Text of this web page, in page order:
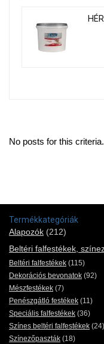
No posts for this criteria.
Termékkategóriák
Alapozók (212)
Beltéri falfestékek,
Beltéri falfestékek (115)
Dekorációs bevonatok (92)
Mészfestékek (7)
Penészgátló festékek (11)
Speciális falfestékek (36)
Színes beltéri falfestékek (24)
Színezőpaszták (18)